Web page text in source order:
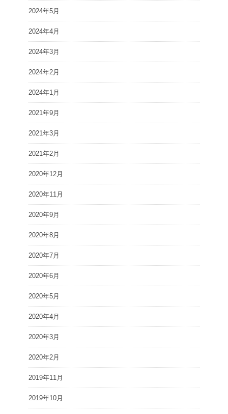
2024年5月
2024年4月
2024年3月
2024年2月
2024年1月
2021年9月
2021年3月
2021年2月
2020年12月
2020年11月
2020年9月
2020年8月
2020年7月
2020年6月
2020年5月
2020年4月
2020年3月
2020年2月
2019年11月
2019年10月